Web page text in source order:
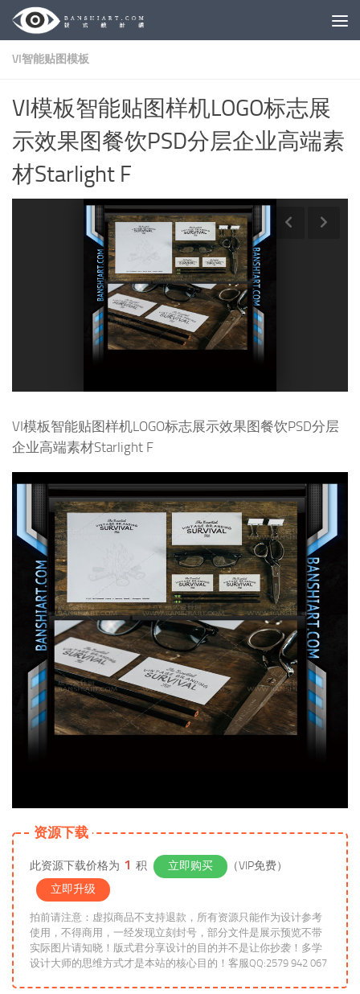
Skip to content
VI智能贴图模板
VI模板智能贴图样机LOGO标志展
示效果图餐饮PSD分层企业高端素
材Starlight F
VI模板智能贴图样机LOGO标志展示效果图餐饮PSD分层
企业高端素材Starlight F
资源下载
此资源下载价格为 1 积 立即购买
（VIP免费）
立即升级
拍前请注意：虚拟商品不支持退款，所有资源只能作为设计参考
使用，不得商用，一经发现立刻封号，部分文件是展示预览不带
实际图片请知晓！版式君分享设计的目的并不是让你抄袭！多学
设计大师的思维方式才是本站的核心目的！客服QQ:2579 942 067